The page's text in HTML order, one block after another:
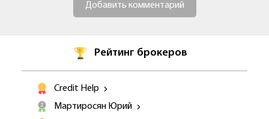
Добавить комментарий
Рейтинг брокеров
Credit Help
Мартиросян Юрий